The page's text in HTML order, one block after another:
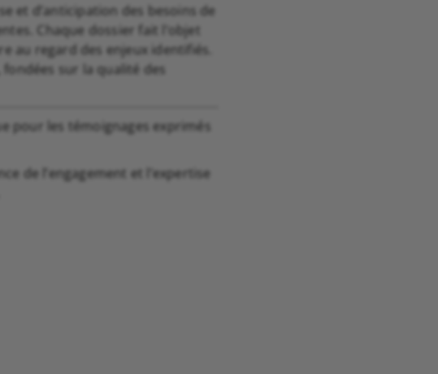
et d’anticipation des besoins de
Chaque dossier fait l’objet
au regard des enjeux identifiés.
sur la qualité des
pour les témoignages exprimés
de l’engagement et l’expertise